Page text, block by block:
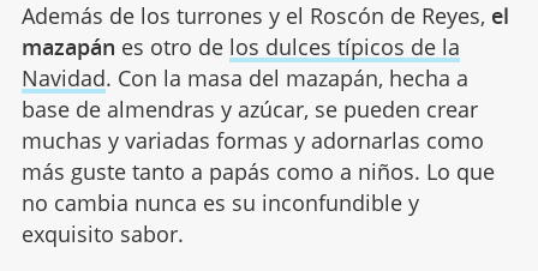
Además de los turrones y el Roscón de Reyes, el
mazapán es otro de los dulces típicos de la
Navidad. Con la masa del mazapán, hecha a
base de almendras y azúcar, se pueden crear
muchas y variadas formas y adornarlas como
más guste tanto a papás como a niños. Lo que
no cambia nunca es su inconfundible y
exquisito sabor.